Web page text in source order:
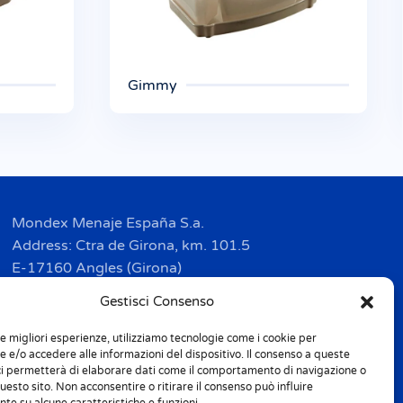
Gestisci Consenso
migliori esperienze, utilizziamo tecnologie come i cookie per
e/o accedere alle informazioni del dispositivo. Il consenso a queste
permetterà di elaborare dati come il comportamento di navigazione o
sito. Non acconsentire o ritirare il consenso può influire
Gimmy
Mondex Menaje España S.a.
Address: Ctra de Girona, km. 101.5
E-17160 Angles (Girona)
info.spain@m-home.com